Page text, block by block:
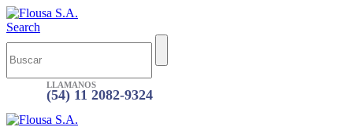
Search
LLAMANOS
(54) 11 2082-9324